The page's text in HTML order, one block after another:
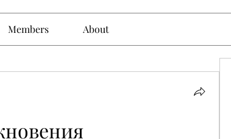
Members About